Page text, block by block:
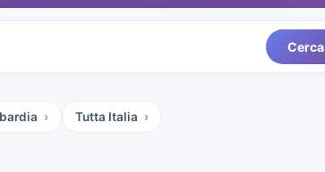
Cerca
Tutta Italia